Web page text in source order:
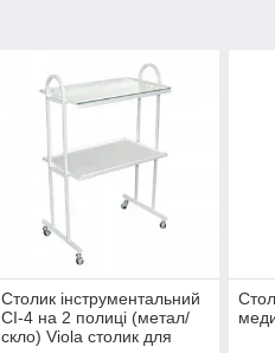
Столик інструментальний
СІ-4 на 2 полиці (метал/
скло) Viola столик для